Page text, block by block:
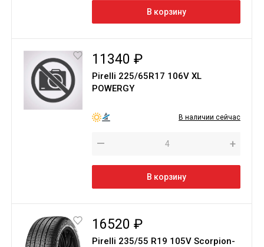
В корзину
11340 ₽
Pirelli 225/65R17 106V XL
POWERGY
В наличии сейчас
— +
В корзину
16520 ₽
Pirelli 235/55 R19 105V Scorpion-